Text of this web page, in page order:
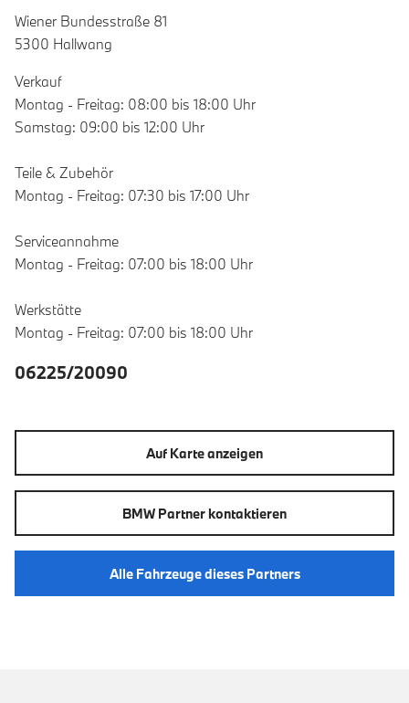
Wiener Bundesstraße 81
5300 Hallwang
Verkauf
Montag - Freitag: 08:00 bis 18:00 Uhr
Samstag: 09:00 bis 12:00 Uhr
Teile & Zubehör
Montag - Freitag: 07:30 bis 17:00 Uhr
Serviceannahme
Montag - Freitag: 07:00 bis 18:00 Uhr
Werkstätte
Montag - Freitag: 07:00 bis 18:00 Uhr
06225/20090
Auf Karte anzeigen
BMW Partner kontaktieren
Alle Fahrzeuge dieses Partners